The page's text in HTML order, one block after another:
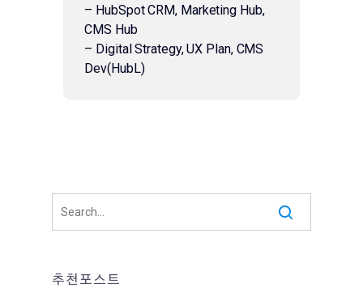
– HubSpot CRM, Marketing Hub,
CMS Hub
– Digital Strategy, UX Plan, CMS
Dev(HubL)
추천포스트